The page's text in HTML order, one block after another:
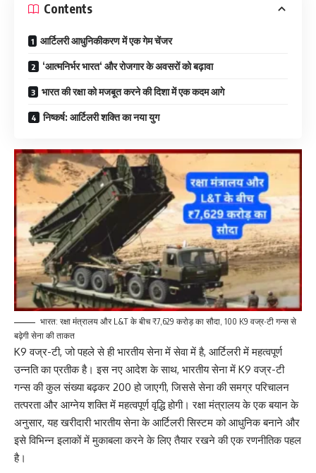
Contents
आर्टिलरी आधुनिकीकरण में एक गेम चेंजर
‘आत्मनिर्भर भारत‘ और रोजगार के अवसरों को बढ़ावा
भारत की रक्षा को मजबूत करने की दिशा में एक कदम आगे
निष्कर्ष: आर्टिलरी शक्ति का नया युग
भारत: रक्षा मंत्रालय और L&T के बीच ₹7,629 करोड़ का सौदा, 100 K9 वज्र-टी गन्स से
बढ़ेगी सेना की ताकत
K9 वज्र-टी, जो पहले से ही भारतीय सेना में सेवा में है, आर्टिलरी में महत्वपूर्ण
उन्नति का प्रतीक है। इस नए आदेश के साथ, भारतीय सेना में K9 वज्र-टी
गन्स की कुल संख्या बढ़कर 200 हो जाएगी, जिससे सेना की समग्र परिचालन
तत्परता और आग्नेय शक्ति में महत्वपूर्ण वृद्धि होगी। रक्षा मंत्रालय के एक बयान के
अनुसार, यह खरीदारी भारतीय सेना के आर्टिलरी सिस्टम को आधुनिक बनाने और
इसे विभिन्न इलाकों में मुकाबला करने के लिए तैयार रखने की एक रणनीतिक पहल
है।